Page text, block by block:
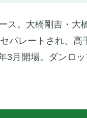
ス。大橋剛吉・大
パレートされ、高
3月開場。ダンロ